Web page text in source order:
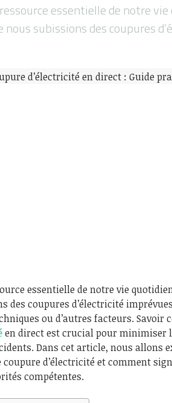
essentielle de notre
subissions des coupures
essentielle de notre vie
des coupures d’électricité
ou d’autres facteurs. Savoir
en direct est crucial pour minimiser
Dans cet article, nous allons
d’électricité et comment
compétentes.